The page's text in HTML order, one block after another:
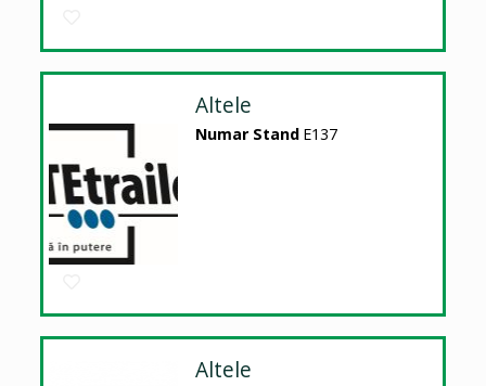
Altele
Numar Stand E137
Altele